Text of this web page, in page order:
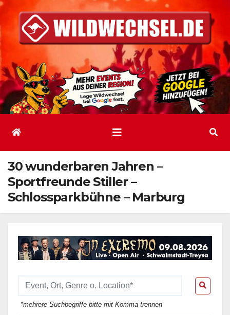
Inhalt
springen
30 wunderbaren Jahren –
Sportfreunde Stiller –
Schlossparkbühne – Marburg
*mehrere Suchbegriffe bitte mit Komma trennen